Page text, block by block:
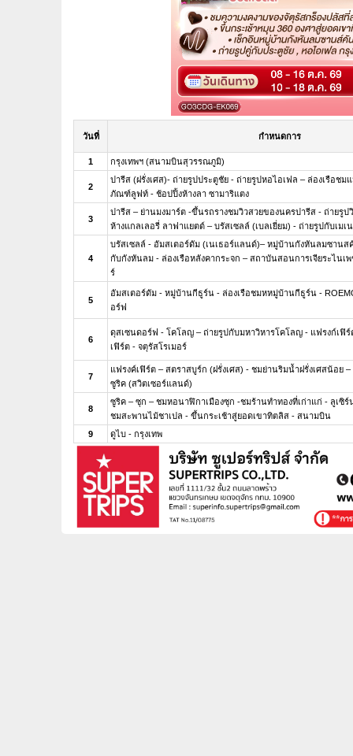
วันที่ กำหนดการ
1 กรุงเทพฯ (สนามบินสุวรรณภูมิ)
2
ปารีส (ฝรั่งเศส)- ถ่ายรูปประตูชัย - ถ่ายรูปหอไอเฟล – ล่องเรือช
ภัณฑ์ลูฟท์ - ช้อปปิ้งห้างลา ซามาริแตง
3
ปารีส – ย่านมงมาร์ต -ขึ้นรถรางชมวิวสวยของนครปารีส - ถ่ายรูป
ห้างแกลเลอรี่ ลาฟาแยตต์ – บรัสเซลล์ (เบลเยี่ยม) - ถ่ายรูปกับเมเ
4
บรัสเซลล์ - อัมสเตอร์ดัม (เนเธอร์แลนด์)– หมู่บ้านกังหันลมซานส
กับกังหันลม - ล่องเรือหลังคากระจก – สถาบันสอนการเจียระไนเ
ร์
5
อัมสเตอร์ดัม - หมู่บ้านกีธูร์น - ล่องเรือชมหหมู่บ้านกีธูร์น -
อร์ฟ
6
ดุสเซนดอร์ฟ - โคโลญ – ถ่ายรูปกับมหาวิหารโคโลญ - แฟรงก์เฟิ
เฟิร์ต - จตุรัสโรเมอร์
7
แฟรงค์เฟิร์ต – สตราสบูร์ก (ฝรั่งเศส) - ชมย่านริมน้ำฝรั่งเศสน้อย
ซูริค (สวิตเซอร์แลนด์)
8
ซูริค – ซุก – ชมหอนาฬิกาเมืองซุก -ชมร้านทำทองที่เก่าแก่ - ลูเซิ
ชมสะพานไม้ชาเปล - ขึ้นกระเช้าสู่ยอดเขาทิตลิส - สนามบิน
9
ดูไบ - กรุงเทพ